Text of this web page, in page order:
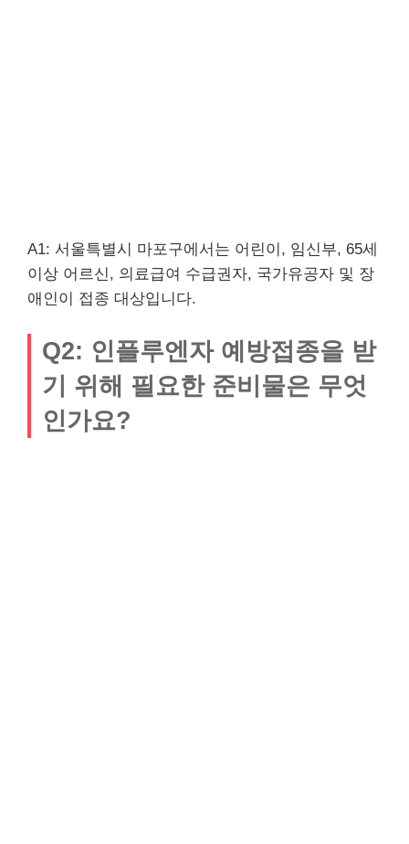
A1: 서울특별시 마포구에서는 어린이, 임신부, 65세
이상 어르신, 의료급여 수급권자, 국가유공자 및 장
애인이 접종 대상입니다.
Q2: 인플루엔자 예방접종을 받
기 위해 필요한 준비물은 무엇
인가요?